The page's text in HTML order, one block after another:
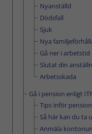
Nyanställd
Dödsfall
Sjuk
Nya
Gå ner i arbetstid
Slutat din
Arbetsskada
Gå i pension enligt
Tips inför
Så här kan du ta
Anmäla